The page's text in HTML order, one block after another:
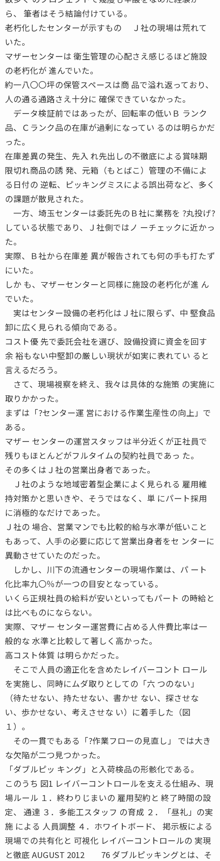
ら、 筆者はそう結論付けている。
老朽化したセンターが示すもの Ｊ社の現場は荒れて
いた。
マザーセンターは 衛生管理の心配さえ感じるほど施設
の老朽化が 進んでいた。
約一八〇〇坪の保管スペースは商 品で溢れ返っており、
人の通る通路さえ十分に 確保できていなかった。
データ検証前ではあったが、回転率の低いＢ ランク
品、Ｃランク品の在庫が過剰になってい るのは明らかだ
った。
在庫差異の発生、先入 れ先出しの不徹底による賞味期
限切れ商品の誘 発、元箱（もとばこ）管理の不備によ
る日付の 逆転、ピッキングミスによる誤出荷など、多く
の課題が散見された。
一方、埼玉センターは委託先のＢ社に業務を ?丸投げ?
している状態であり、Ｊ社側ではノ ーチェックに近かっ
た。
実際、Ｂ社から在庫差 異が報告されても何の手も打たず
にいた。
しか も、マザーセンターと同様に施設の老朽化が進 ん
でいた。
実はセンター設備の老朽化はＪ社に限らず、中 堅食品
卸に広く見られる傾向である。
コスト優 先で委託会社を選び、設備投資に資金を回す
余 裕もない中堅卸の厳しい現状が如実に表れてい ると
言えるだろう。
さて、現場視察を終え、我々は具体的な施策 の実施に
取りかかった。
まずは「?センター運 営における作業生産性の向上」で
ある。
マザー センターの運営スタッフは半分近くが正社員で
残りもほとんどがフルタイムの契約社員であっ た。
その多くはＪ社の営業出身者であった。
Ｊ社のような地域密着型企業によく見られる 雇用維
持対策かと思いきや、そうではなく、単 にパート採用
に消極的なだけであった。
Ｊ社の 場合、営業マンでも比較的給与水準が低いこと
もあって、人手の必要に応じて営業出身者をセ ンターに
異動させていたのだった。
しかし、川下の流通センターの現場作業は、パ ート
化比率九〇％が一つの目安となっている。
いくら正規社員の給料が安いといってもパート の時給と
は比べものにならない。
実際、マザー センター運営費に占める人件費比率は一
般的な 水準と比較して著しく高かった。
高コスト体質 は明らかだった。
そこで人員の適正化を含めたレイバーコント ロール
を実施し、同時にムダ取りとしての「六 つのない」
（待たせない、持たせない、書かせ ない、探させな
い、歩かせない、考えさせな い）に着手した（図
１）。
その一貫でもある「?作業フローの見直し」 では大き
な欠陥が二つ見つかった。
「ダブルピッ キング」と入荷検品の形骸化である。
このうち 図1 レイバーコントロールを支える仕組み、現
場ルール １．終わりじまいの 雇用契約と 終了時間の設
定、 通達 ３．多能工スタッフ の育成 ２．「昼礼」の実
施 による 人員調整 ４．ホワイトボード、 掲示板による
現場での共有化と 可視化 レイバーコントロールの 実現
と徹底 AUGUST 2012 76 ダブルピッキングとは、そ